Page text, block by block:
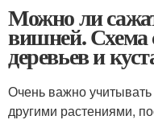
Можно ли
вишней. Схема
деревьев и
Очень важно
другими растениями,